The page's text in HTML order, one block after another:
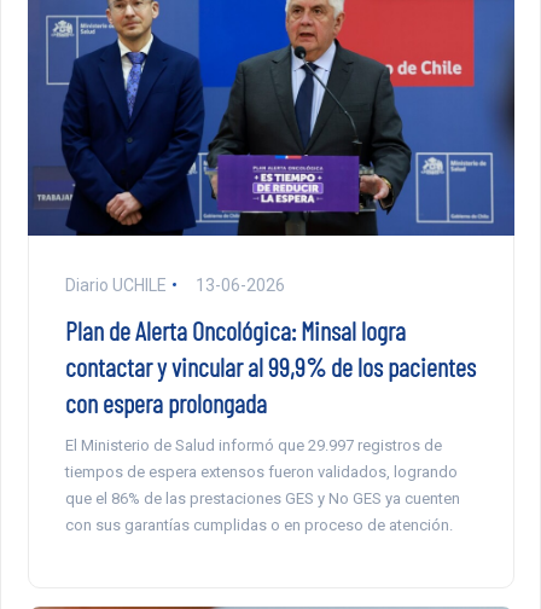
Diario UCHILE 13-06-2026
Plan de Alerta Oncológica: Minsal logra
contactar y vincular al 99,9% de los pacientes
con espera prolongada
El Ministerio de Salud informó que 29.997 registros de
tiempos de espera extensos fueron validados, logrando
que el 86% de las prestaciones GES y No GES ya cuenten
con sus garantías cumplidas o en proceso de atención.